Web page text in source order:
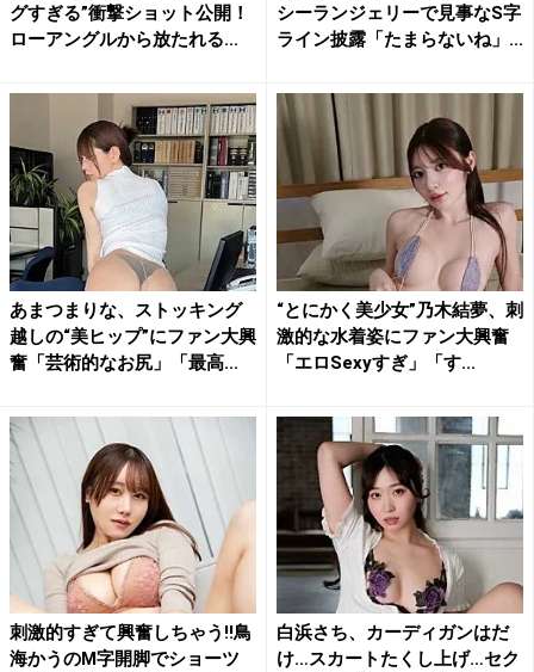
グすぎる”衝撃ショット公開！
ローアングルから放たれる...
シーランジェリーで見事なS字
ライン披露「たまらないね」...
あまつまりな、ストッキング
越しの“美ヒップ”にファン大興
奮「芸術的なお尻」「最高...
“とにかく美少女”乃木結夢、刺
激的な水着姿にファン大興奮
「エロSexyすぎ」「す...
刺激的すぎて興奮しちゃう!!鳥
海かうのM字開脚でショーツ
白浜さち、カーディガンはだ
け…スカートたくし上げ…セク